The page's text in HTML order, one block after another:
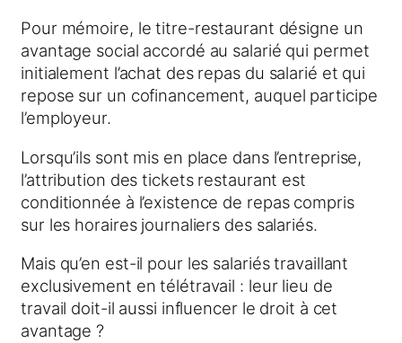
Pour mémoire, le titre-restaurant désigne un
avantage social accordé au salarié qui permet
initialement l’achat des repas du salarié et qui
repose sur un cofinancement, auquel participe
l’employeur.
Lorsqu’ils sont mis en place dans l’entreprise,
l’attribution des tickets restaurant est
conditionnée à l’existence de repas compris
sur les horaires journaliers des salariés.
Mais qu’en est-il pour les salariés travaillant
exclusivement en télétravail : leur lieu de
travail doit-il aussi influencer le droit à cet
avantage ?